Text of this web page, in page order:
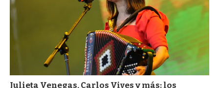
Julieta Venegas, Carlos Vives y más: los